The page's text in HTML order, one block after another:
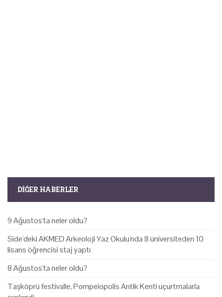
DIĞER HABERLER
9 Ağustos'ta neler oldu?
Side'deki AKMED Arkeoloji Yaz Okulu'nda 8 üniversiteden 10
lisans öğrencisi staj yaptı
8 Ağustos'ta neler oldu?
Taşköprü festivalle, Pompeiopolis Antik Kenti uçurtmalarla